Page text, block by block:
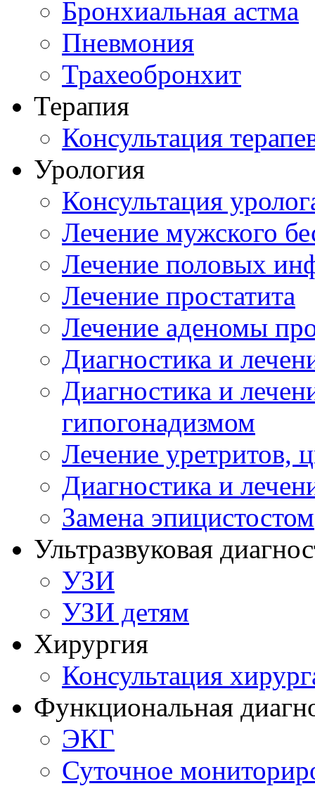
Бронхиальная астма
Пневмония
Трахеобронхит
Терапия
Консультация
Урология
Консультация
Лечение мужского
Лечение половых
Лечение простатита
Лечение аденомы
Диагностика и
Диагностика и
гипогонадизмом
Лечение уретритов,
Диагностика и
Замена эпицистостом
Ультразвуковая
УЗИ
УЗИ детям
Хирургия
Консультация
Функциональная
ЭКГ
Суточное